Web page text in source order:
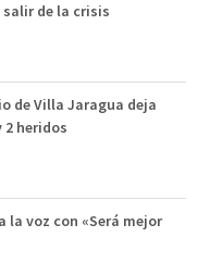
salir de la crisis
de Villa Jaragua deja
2 heridos
la voz con «Será mejor